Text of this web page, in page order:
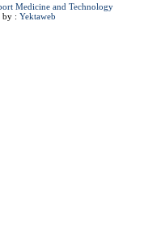
Sport Medicine and Technology
by :Yektaweb